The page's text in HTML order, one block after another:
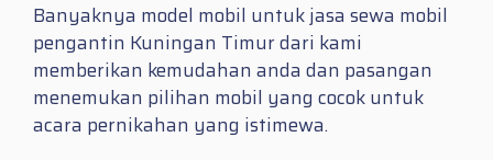
Banyaknya model mobil untuk jasa sewa mobil
pengantin Kuningan Timur dari kami
memberikan kemudahan anda dan pasangan
menemukan pilihan mobil yang cocok untuk
acara pernikahan yang istimewa.